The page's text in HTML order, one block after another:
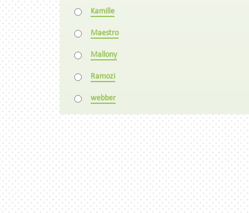
Kamille
Maestro
Mallony
Ramozi
webber